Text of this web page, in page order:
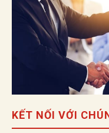
KẾT NỐI VỚI